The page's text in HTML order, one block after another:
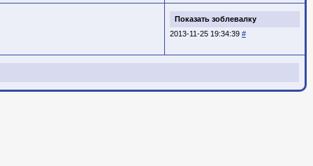
Показать зоблевалку
2013-11-25 19:34:39 #